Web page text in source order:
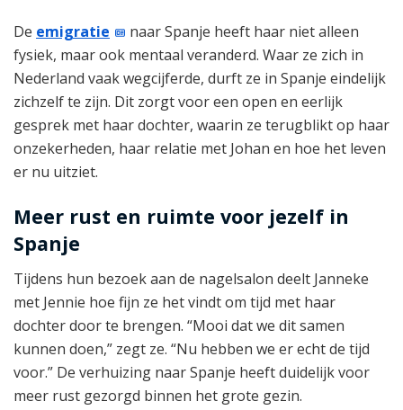
De emigratie
naar Spanje heeft haar niet alleen
fysiek, maar ook mentaal veranderd. Waar ze zich in
Nederland vaak wegcijferde, durft ze in Spanje eindelijk
zichzelf te zijn. Dit zorgt voor een open en eerlijk
gesprek met haar dochter, waarin ze terugblikt op haar
onzekerheden, haar relatie met Johan en hoe het leven
er nu uitziet.
Meer rust en ruimte voor jezelf in
Spanje
Tijdens hun bezoek aan de nagelsalon deelt Janneke
met Jennie hoe fijn ze het vindt om tijd met haar
dochter door te brengen. “Mooi dat we dit samen
kunnen doen,” zegt ze. “Nu hebben we er echt de tijd
voor.” De verhuizing naar Spanje heeft duidelijk voor
meer rust gezorgd binnen het grote gezin.